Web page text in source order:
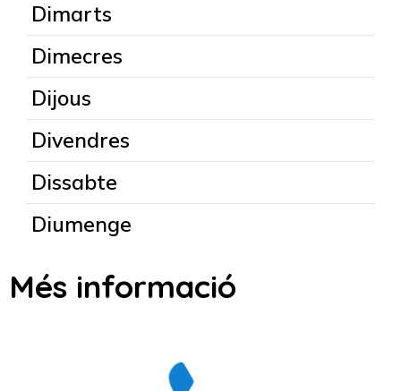
Dimarts
Dimecres
Dijous
Divendres
Dissabte
Diumenge
Més informació